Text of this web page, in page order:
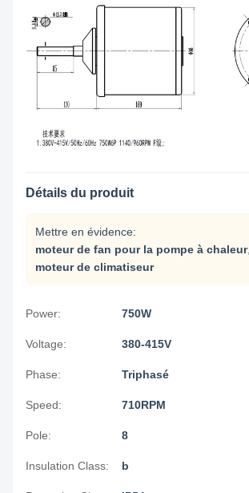
Détails du produit
Mettre en évidence:
moteur de fan pour la pompe à chaleur,
moteur de climatiseur
Power: 750W
Voltage: 380-415V
Phase: Triphasé
Speed: 710RPM
Pole: 8
Insulation Class: b